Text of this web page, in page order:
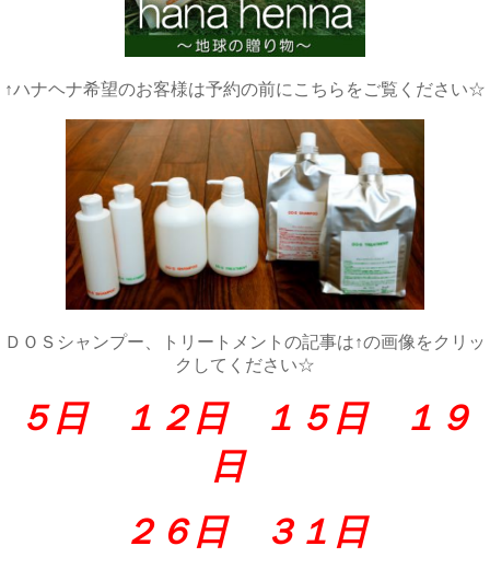
↑ハナヘナ希望のお客様は予約の前にこちらをご覧ください☆
ＤＯＳシャンプー、トリートメントの記事は↑の画像をクリッ
クしてください☆
５日 １２日 １５日 １９
日
２６日 ３１日